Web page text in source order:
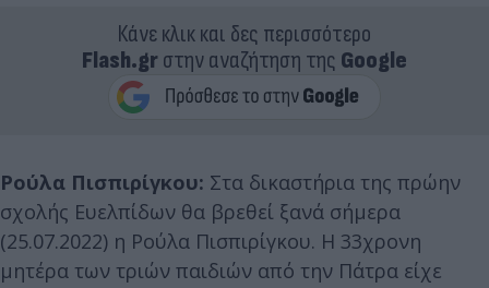
Κάνε κλικ και δες περισσότερο
Flash.grστην αναζήτηση της Google
Ρούλα Πισπιρίγκου: Στα δικαστήρια της πρώην
σχολής Ευελπίδων θα βρεθεί ξανά σήμερα
(25.07.2022) η Ρούλα Πισπιρίγκου. Η 33χρονη
μητέρα των τριών παιδιών από την Πάτρα είχε